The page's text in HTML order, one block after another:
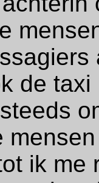
de
ik me